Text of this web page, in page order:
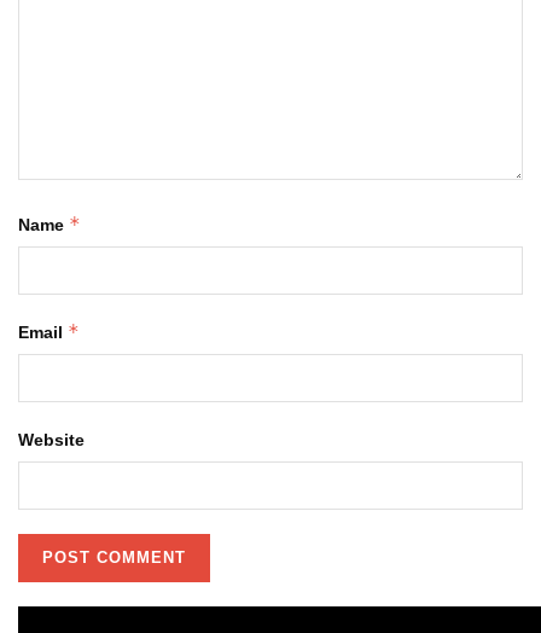
Name *
Email *
Website